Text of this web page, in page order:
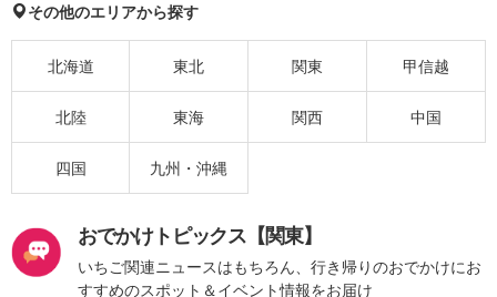
その他のエリアから探す
北海道 東北 関東 甲信越
北陸 東海 関西 中国
四国 九州・沖縄
おでかけトピックス【関東】
いちご関連ニュースはもちろん、行き帰りのおでかけにお
すすめのスポット＆イベント情報をお届け